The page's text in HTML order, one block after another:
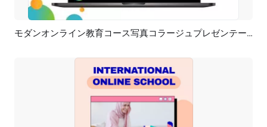
プレビュー AI再生成 モダンオンライン教育コース写真コラージュプレゼンテーションスライドショー